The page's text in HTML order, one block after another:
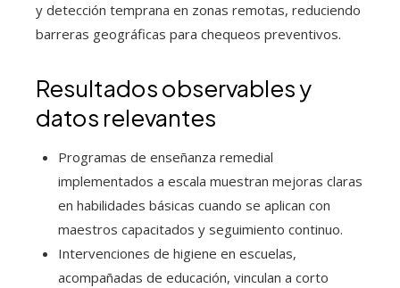
y detección temprana en zonas remotas, reduciendo
barreras geográficas para chequeos preventivos.
Resultados observables y
datos relevantes
Programas de enseñanza remedial
implementados a escala muestran mejoras claras
en habilidades básicas cuando se aplican con
maestros capacitados y seguimiento continuo.
Intervenciones de higiene en escuelas,
acompañadas de educación, vinculan a corto